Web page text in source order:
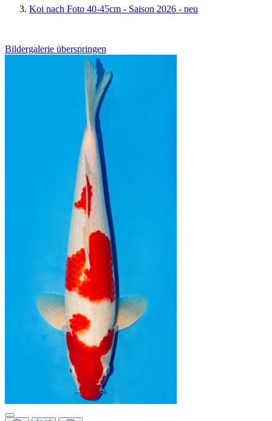
Koi nach Foto 40-45cm - Saison 2026 - neu
Bildergalerie überspringen